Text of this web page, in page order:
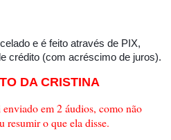
e é feito através de PIX,
crédito (com acréscimo de juros).
DA CRISTINA
em 2 áudios, como não
resumir o que ela disse.